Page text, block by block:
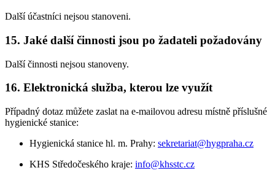
Další účastníci nejsou stanoveni.
15. Jaké další činnosti jsou po žadateli požadovány
Další činnosti nejsou stanoveny.
16. Elektronická služba, kterou lze využít
Případný dotaz můžete zaslat na e-mailovou adresu místně příslušné
hygienické stanice:
Hygienická stanice hl. m. Prahy: sekretariat@hygpraha.cz
KHS Středočeského kraje: info@khsstc.cz